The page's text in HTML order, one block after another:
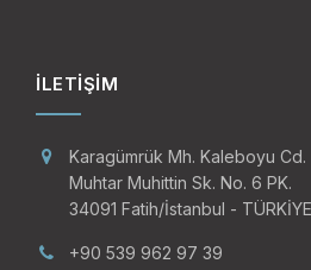
İLETIŞIM
Karagümrük Mh. Kaleboyu Cd.
Muhtar Muhittin Sk. No. 6 PK.
34091 Fatih/İstanbul - TÜRKİYE
+90 539 962 97 39